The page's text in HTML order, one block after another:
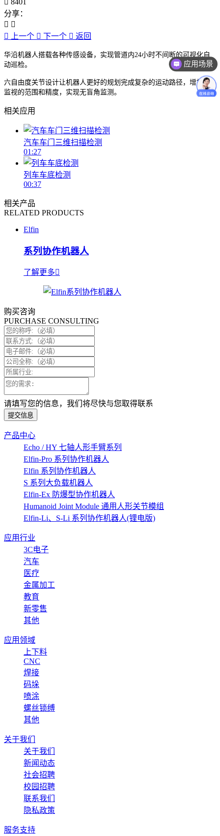
分享：
上一个 下一个 返回
华沿机器人搭载各种传感设备，实现管道内24小时不间断的可视化自
动巡检。
六自由度关节设计让机器人更好的规划完成复杂的运动路径，增加的
监视的范围和精度，实现无盲角监测。
相关应用
汽车车门三维扫描检测
01:27
列车车底检测
00:37
相关产品
RELATED PRODUCTS
Elfin
系列协作机器人
了解更多
购买咨询
PURCHASE CONSULTING
请填写您的信息，我们将尽快与您取得联系
提交信息
产品中心
Echo / HY 七轴人形手臂系列
Elfin-Pro 系列协作机器人
Elfin 系列协作机器人
S 系列大负载机器人
Elfin-Ex 防爆型协作机器人
Humanoid Joint Module 通用人形关节模组
Elfin-Li、S-Li 系列协作机器人(锂电版)
应用行业
3C电子
汽车
医疗
金属加工
教育
新零售
其他
应用领域
上下料
CNC
焊接
码垛
喷涂
螺丝锁缚
其他
关于我们
关于我们
新闻动态
社会招聘
校园招聘
联系我们
隐私政策
服务支持
应用场景
价格咨询